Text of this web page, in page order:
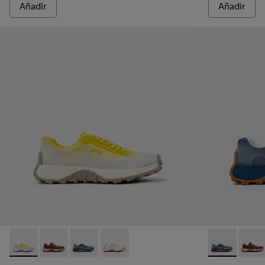
Añadir Añadir
Drift Trail - K201872-003 - Zapatillas grises de materiales
Drift Trail - K201872-006 - Zapatillas burdeos de
Drift Trail - K201872-004 - Zapatillas azules
Drift Trail - K201872-001 - Zapatillas
Drift Trail -
Drift